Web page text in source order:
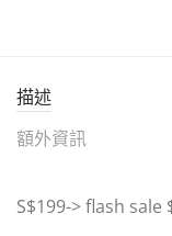
描述
額外資訊
S$199-> flash sale